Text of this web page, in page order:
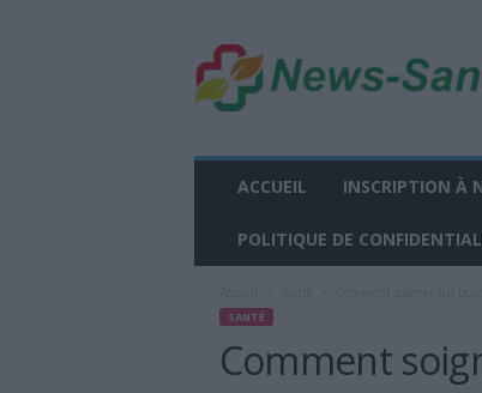
w
s
ACCUEIL INSCRIPTION À
POLITIQUE DE
SANTÉ
Comment